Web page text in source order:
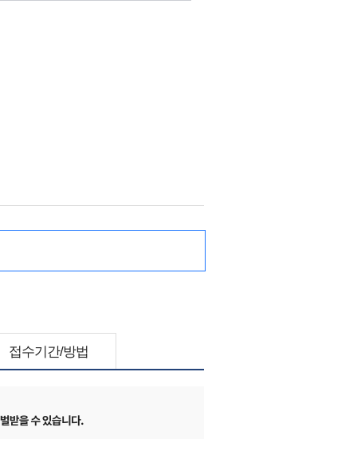
접수기간/방법